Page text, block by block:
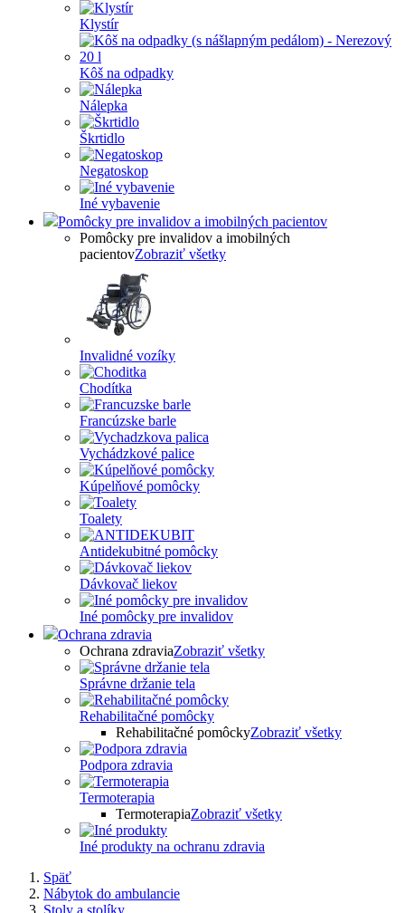
Klystír
Kôš na odpadky
Nálepka
Škrtidlo
Negatoskop
Iné vybavenie
Pomôcky pre invalidov a imobilných pacientov
Pomôcky pre invalidov a imobilných
pacientovZobraziť všetky
Invalidné vozíky
Chodítka
Francúzske barle
Vychádzkové palice
Kúpelňové pomôcky
Toalety
Antidekubitné pomôcky
Dávkovač liekov
Iné pomôcky pre invalidov
Ochrana zdravia
Ochrana zdraviaZobraziť všetky
Správne držanie tela
Rehabilitačné pomôcky
Rehabilitačné pomôckyZobraziť všetky
Podpora zdravia
Termoterapia
TermoterapiaZobraziť všetky
Iné produkty na ochranu zdravia
Späť
Nábytok do ambulancie
Stoly a stolíky